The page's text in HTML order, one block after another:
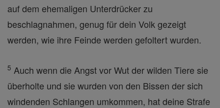
auf dem ehemaligen Unterdrücker zu
beschlagnahmen, genug für dein Volk gezeigt
werden, wie ihre Feinde werden gefoltert wurden.
5 Auch wenn die Angst vor Wut der wilden Tiere sie
überholte und sie wurden von den Bissen der sich
windenden Schlangen umkommen, hat deine Strafe